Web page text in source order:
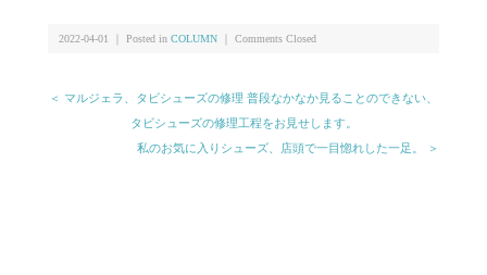
2022-04-01 ｜ Posted in COLUMN Comments Closed
＜ マルジェラ、タビシューズの修理 普段なかなか見ることのできない、
タビシューズの修理工程をお見せします。
私のお気に入りシューズ、店頭で一目惚れした一足。 ＞